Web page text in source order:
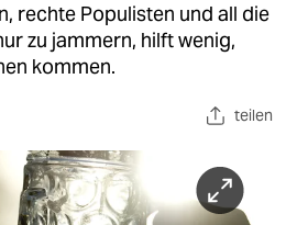
rechte Populisten und all die
zu jammern, hilft wenig,
kommen.
teilen